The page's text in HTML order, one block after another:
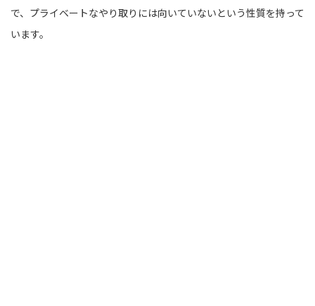
で、プライベートなやり取りには向いていないという性質を持って
います。